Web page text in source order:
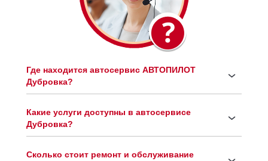
Где находится автосервис АВТОПИЛОТ
Дубровка?
Какие услуги доступны в автосервисе
Дубровка?
Сколько стоит ремонт и обслуживание